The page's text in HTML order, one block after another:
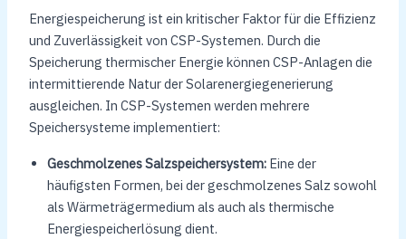
Energiespeicherung ist ein kritischer Faktor für die Effizienz
und Zuverlässigkeit von CSP-Systemen. Durch die
Speicherung thermischer Energie können CSP-Anlagen die
intermittierende Natur der Solarenergiegenerierung
ausgleichen. In CSP-Systemen werden mehrere
Speichersysteme implementiert:
Geschmolzenes Salzspeichersystem:Eine der
häufigsten Formen, bei der geschmolzenes Salz sowohl
als Wärmeträgermedium als auch als thermische
Energiespeicherlösung dient.